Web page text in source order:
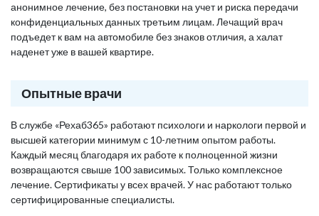
анонимное лечение, без постановки на учет и риска передачи
конфиденциальных данных третьим лицам. Лечащий врач
подъедет к вам на автомобиле без знаков отличия, а халат
наденет уже в вашей квартире.
Опытные врачи
В службе «Рехаб365» работают психологи и наркологи первой и
высшей категории минимум с 10-летним опытом работы.
Каждый месяц благодаря их работе к полноценной жизни
возвращаются свыше 100 зависимых. Только комплексное
лечение. Сертификаты у всех врачей. У нас работают только
сертифицированные специалисты.